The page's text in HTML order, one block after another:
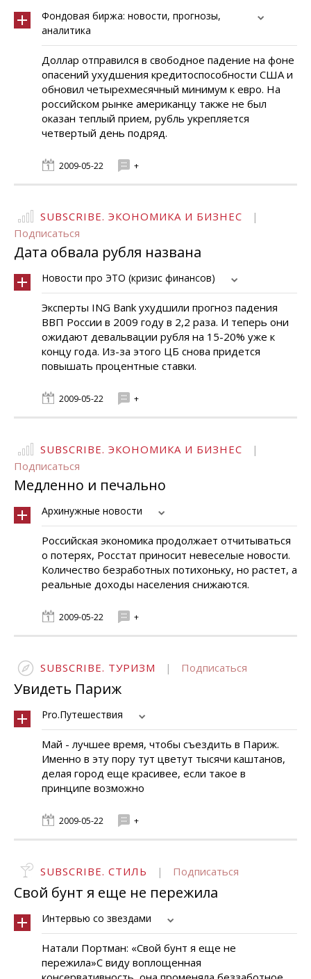
Фондовая биржа: новости, прогнозы,
аналитика
Доллар отправился в свободное падение на фоне
опасений ухудшения кредитоспособности США и
обновил четырехмесячный минимум к евро. На
российском рынке американцу также не был
оказан теплый прием, рубль укрепляется
четвертый день подряд.
2009-05-22 +
SUBSCRIBE. ЭКОНОМИКА И БИЗНЕС
|
Подписаться
Дата обвала рубля названа
Новости про ЭТО (кризис финансов)
Эксперты ING Bank ухудшили прогноз падения
ВВП России в 2009 году в 2,2 раза. И теперь они
ожидают девальвации рубля на 15-20% уже к
концу года. Из-за этого ЦБ снова придется
повышать процентные ставки.
2009-05-22 +
SUBSCRIBE. ЭКОНОМИКА И БИЗНЕС
|
Подписаться
Медленно и печально
Архинужные новости
Российская экономика продолжает отчитываться
о потерях, Росстат приносит невеселые новости.
Количество безработных потихоньку, но растет, а
реальные доходы населения снижаются.
2009-05-22 +
SUBSCRIBE. ТУРИЗМ | Подписаться
Увидеть Париж
Pro.Путешествия
Май - лучшее время, чтобы съездить в Париж.
Именно в эту пору тут цветут тысячи каштанов,
делая город еще красивее, если такое в
принципе возможно
2009-05-22 +
SUBSCRIBE. СТИЛЬ | Подписаться
Свой бунт я еще не пережила
Интервью со звездами
Натали Портман: «Свой бунт я еще не
пережила»С виду воплощенная